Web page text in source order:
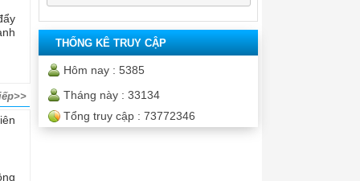
THỐNG KÊ TRUY CẬP
Hôm nay : 5385
Tháng này : 33134
Tổng truy cập : 73772346